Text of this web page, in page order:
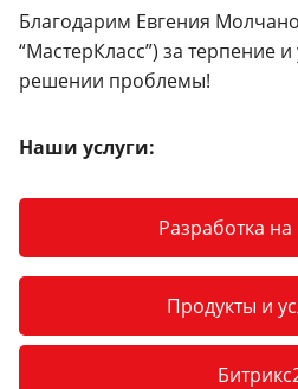
Благодарим Евгения
“МастерКласс”) за терпение
решении проблемы!
Наши услуги:
Разработка на
Продукты и